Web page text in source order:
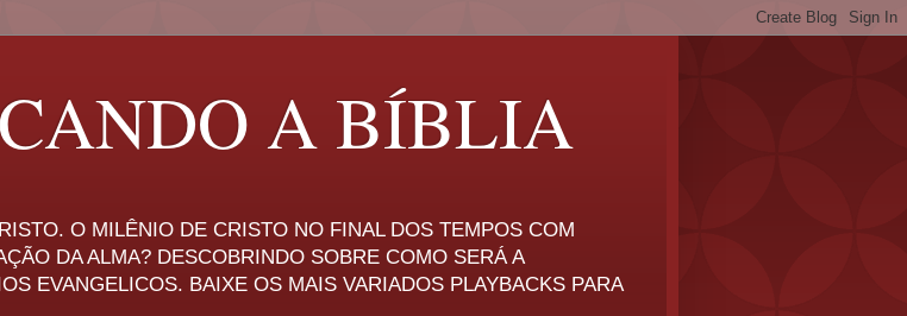
A BÍBLIA
O MILÊNIO DE CRISTO NO FINAL DOS TEMPOS COM
DA ALMA? DESCOBRINDO SOBRE COMO SERÁ A
EVANGELICOS. BAIXE OS MAIS VARIADOS PLAYBACKS PARA